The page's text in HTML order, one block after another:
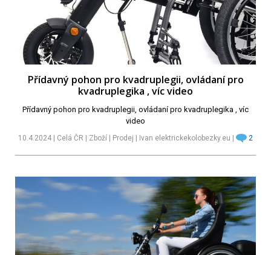
Přídavný pohon pro kvadruplegii, ovládaní pro
kvadruplegika , víc video
Přídavný pohon pro kvadruplegii, ovládaní pro kvadruplegika , víc
video
10.4.2024 | Celá ČR | Zboží | Prodej | Ivan elektrickekolobezky.eu | 2